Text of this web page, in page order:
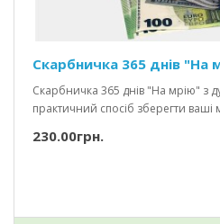
Скарбничка 365 днів "На
Скарбничка 365 днів "На мрію" з
практичний спосіб зберегти ваші
230.00грн.